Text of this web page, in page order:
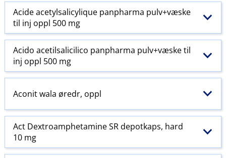
Acide acetylsalicylique panpharma pulv+væske
til inj oppl 500 mg
Acido acetilsalicilico panpharma pulv+væske til
inj oppl 500 mg
Aconit wala øredr, oppl
Act Dextroamphetamine SR depotkaps, hard
10 mg